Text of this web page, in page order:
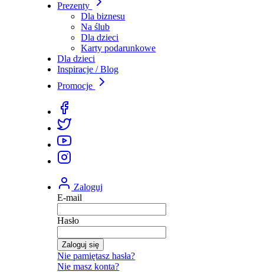
Prezenty
Dla biznesu
Na ślub
Dla dzieci
Karty podarunkowe
Dla dzieci
Inspiracje / Blog
Promocje
Zaloguj
E-mail
Hasło
Zaloguj się
Nie pamiętasz hasła?
Nie masz konta?